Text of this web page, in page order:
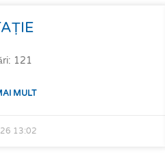
121
MULT
13:02